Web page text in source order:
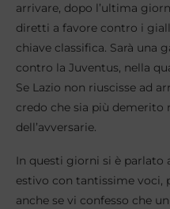
arrivare, dopo l’ultima
diretti a favore contro i
chiave classifica. Sarà una
contro la Juventus, nella
Se Lazio non riuscisse ad
credo che sia più demerito
dell’avversarie.
In questi giorni si è
estivo con tantissime voci,
anche se vi confesso che